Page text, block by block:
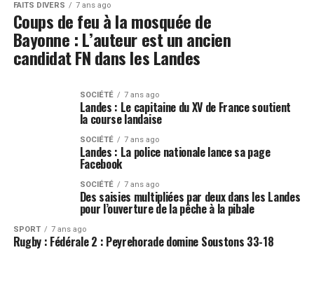
FAITS DIVERS 7 ans ago
Coups de feu à la mosquée de
Bayonne : L’auteur est un ancien
candidat FN dans les Landes
SOCIÉTÉ 7 ans ago
Landes : Le capitaine du XV de France soutient
la course landaise
SOCIÉTÉ 7 ans ago
Landes : La police nationale lance sa page
Facebook
SOCIÉTÉ 7 ans ago
Des saisies multipliées par deux dans les Landes
pour l’ouverture de la pêche à la pibale
SPORT 7 ans ago
Rugby : Fédérale 2 : Peyrehorade domine Soustons 33-18